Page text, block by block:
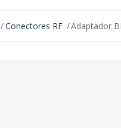
Conectores RF Adaptador